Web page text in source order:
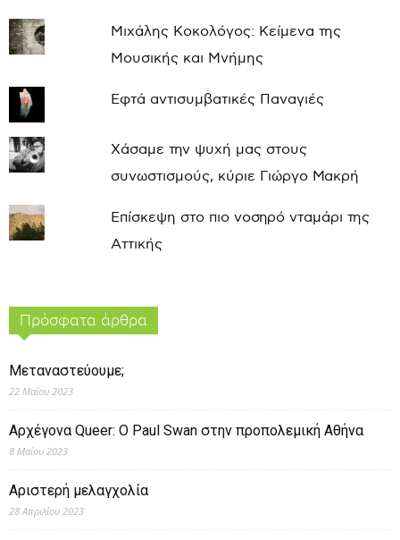
Μιχάλης Κοκολόγος: Κείμενα της
Μουσικής και Μνήμης
Εφτά αντισυμβατικές Παναγιές
Χάσαμε την ψυχή μας στους
συνωστισμούς, κύριε Γιώργο Μακρή
Επίσκεψη στο πιο νοσηρό νταμάρι της
Αττικής
Πρόσφατα άρθρα
Μεταναστεύουμε;
22 Μαΐου 2023
Αρχέγονα Queer: O Paul Swan στην προπολεμική Αθήνα
8 Μαΐου 2023
Αριστερή μελαγχολία
28 Απριλίου 2023